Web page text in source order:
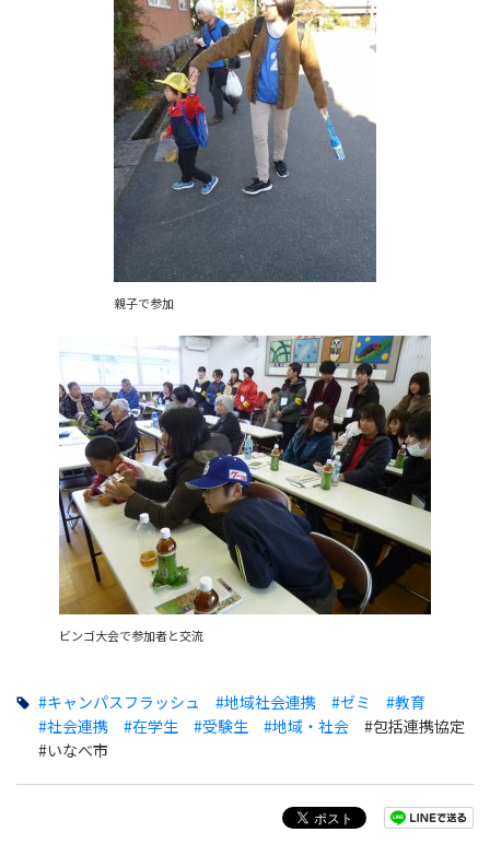
親子で参加
ビンゴ大会で参加者と交流
#キャンパスフラッシュ #地域社会連携 #ゼミ
#教育
#社会連携
#在学生 #受験生 #地域・社会
#包括連携協定
#いなべ市